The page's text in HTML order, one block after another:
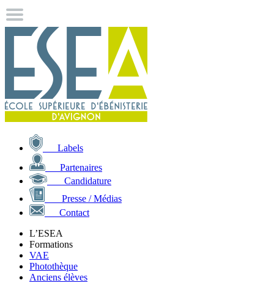
Labels
Partenaires
Candidature
Presse / Médias
Contact
L’ESEA
Formations
VAE
Photothèque
Anciens élèves